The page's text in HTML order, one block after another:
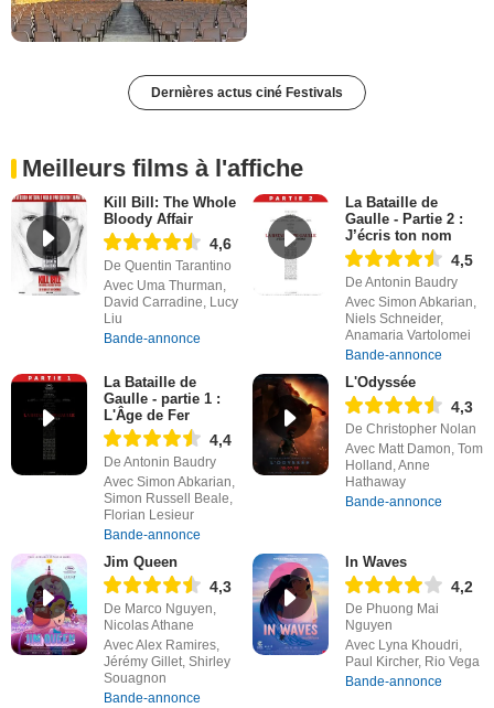
Dernières actus ciné Festivals
Meilleurs films à l'affiche
Kill Bill: The Whole
Bloody Affair
4,6
De Quentin Tarantino
Avec Uma Thurman,
David Carradine, Lucy
Liu
Bande-annonce
La Bataille de
Gaulle - Partie 2 :
J’écris ton nom
4,5
De Antonin Baudry
Avec Simon Abkarian,
Niels Schneider,
Anamaria Vartolomei
Bande-annonce
La Bataille de
Gaulle - partie 1 :
L'Âge de Fer
4,4
De Antonin Baudry
Avec Simon Abkarian,
Simon Russell Beale,
Florian Lesieur
Bande-annonce
L'Odyssée
4,3
De Christopher Nolan
Avec Matt Damon, Tom
Holland, Anne
Hathaway
Bande-annonce
Jim Queen
4,3
De Marco Nguyen,
Nicolas Athane
Avec Alex Ramires,
Jérémy Gillet, Shirley
Souagnon
Bande-annonce
In Waves
4,2
De Phuong Mai
Nguyen
Avec Lyna Khoudri,
Paul Kircher, Rio Vega
Bande-annonce